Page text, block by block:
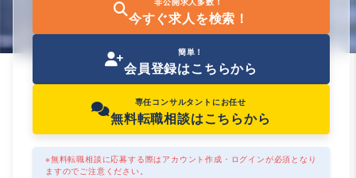
今すぐ求人を検索！
簡単！
会員登録はこちらから
専任コンサルタントにお任せ
無料転職相談はこちらから
※無料転職相談に応募する際はアカウント作成・ログインが必須となり
ますのでご注意ください。